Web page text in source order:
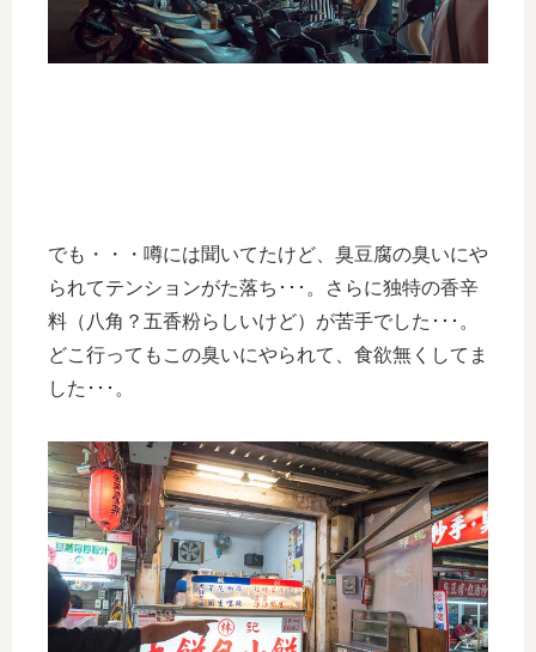
でも・・・噂には聞いてたけど、臭豆腐の臭いにや
られてテンションがた落ち･･･。さらに独特の香辛
料（八角？五香粉らしいけど）が苦手でした･･･。
どこ行ってもこの臭いにやられて、食欲無くしてま
した･･･。